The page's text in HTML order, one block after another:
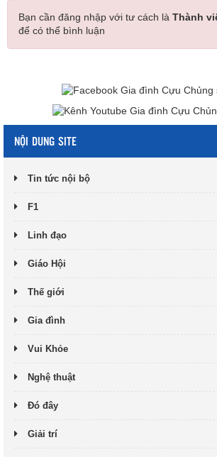
Bạn cần đăng nhập với tư cách là Thành
để có thể bình luận
NỘI DUNG SITE
Tin tức nội bộ
F1
Linh đạo
Giáo Hội
Thế giới
Gia đình
Vui Khỏe
Nghệ thuật
Đó đây
Giải trí